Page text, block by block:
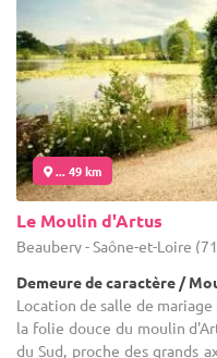
... 49 km
Le Moulin d'Artus
Beaubery - Saône-et-Loire
Demeure de caractère /
Location de salle de
la folie douce du moulin
du Sud, proche des grands